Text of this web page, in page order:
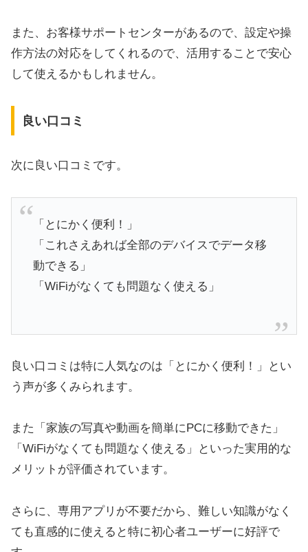
また、お客様サポートセンターがあるので、設定や操
作方法の対応をしてくれるので、活用することで安心
して使えるかもしれません。
良い口コミ
次に良い口コミです。
「とにかく便利！」
「これさえあれば全部のデバイスでデータ移
動できる」
「WiFiがなくても問題なく使える」
良い口コミは特に人気なのは「とにかく便利！」とい
う声が多くみられます。
また「家族の写真や動画を簡単にPCに移動できた」
「WiFiがなくても問題なく使える」といった実用的な
メリットが評価されています。
さらに、専用アプリが不要だから、難しい知識がなく
ても直感的に使えると特に初心者ユーザーに好評で